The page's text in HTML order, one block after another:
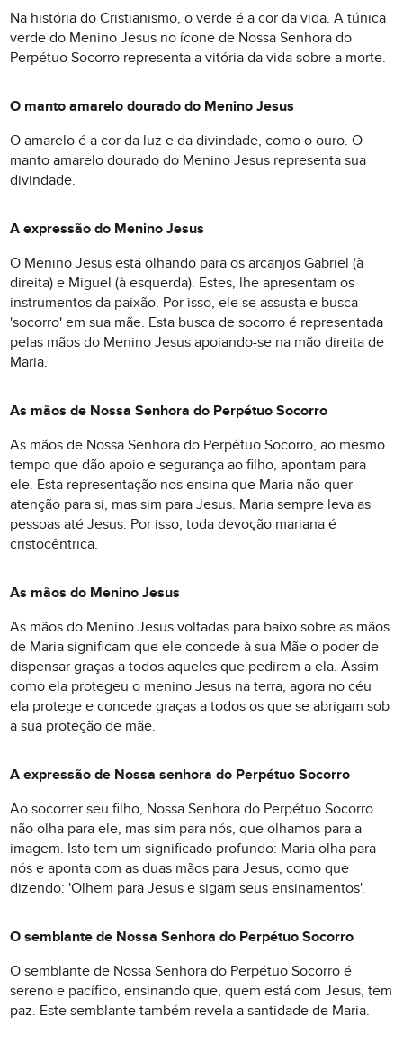
Na história do Cristianismo, o verde é a cor da vida. A túnica
verde do Menino Jesus no ícone de Nossa Senhora do
Perpétuo Socorro representa a vitória da vida sobre a morte.
O manto amarelo dourado do Menino Jesus
O amarelo é a cor da luz e da divindade, como o ouro. O
manto amarelo dourado do Menino Jesus representa sua
divindade.
A expressão do Menino Jesus
O Menino Jesus está olhando para os arcanjos Gabriel (à
direita) e Miguel (à esquerda). Estes, lhe apresentam os
instrumentos da paixão. Por isso, ele se assusta e busca
'socorro' em sua mãe. Esta busca de socorro é representada
pelas mãos do Menino Jesus apoiando-se na mão direita de
Maria.
As mãos de Nossa Senhora do Perpétuo Socorro
As mãos de Nossa Senhora do Perpétuo Socorro, ao mesmo
tempo que dão apoio e segurança ao filho, apontam para
ele. Esta representação nos ensina que Maria não quer
atenção para si, mas sim para Jesus. Maria sempre leva as
pessoas até Jesus. Por isso, toda devoção mariana é
cristocêntrica.
As mãos do Menino Jesus
As mãos do Menino Jesus voltadas para baixo sobre as mãos
de Maria significam que ele concede à sua Mãe o poder de
dispensar graças a todos aqueles que pedirem a ela. Assim
como ela protegeu o menino Jesus na terra, agora no céu
ela protege e concede graças a todos os que se abrigam sob
a sua proteção de mãe.
A expressão de Nossa senhora do Perpétuo Socorro
Ao socorrer seu filho, Nossa Senhora do Perpétuo Socorro
não olha para ele, mas sim para nós, que olhamos para a
imagem. Isto tem um significado profundo: Maria olha para
nós e aponta com as duas mãos para Jesus, como que
dizendo: 'Olhem para Jesus e sigam seus ensinamentos'.
O semblante de Nossa Senhora do Perpétuo Socorro
O semblante de Nossa Senhora do Perpétuo Socorro é
sereno e pacífico, ensinando que, quem está com Jesus, tem
paz. Este semblante também revela a santidade de Maria.